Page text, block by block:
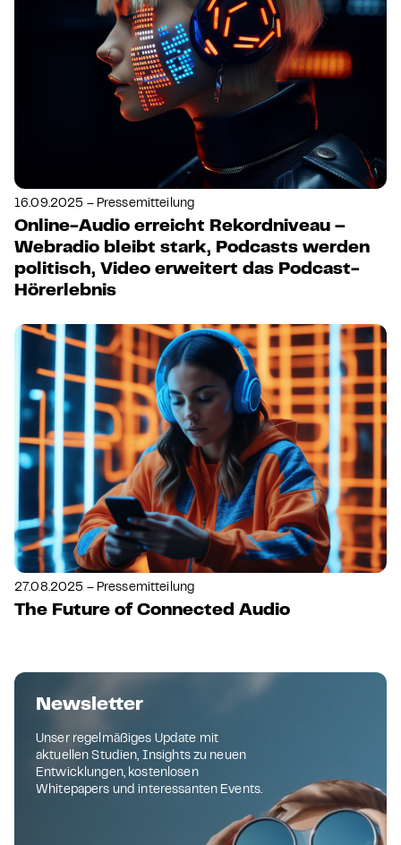
16.09.2025 – Pressemitteilung
Online-Audio erreicht Rekordniveau –
Webradio bleibt stark, Podcasts werden
politisch, Video erweitert das Podcast-
Hörerlebnis
27.08.2025 – Pressemitteilung
The Future of Connected Audio
Newsletter
Unser regelmäßiges Update mit
aktuellen Studien, Insights zu neuen
Entwicklungen, kostenlosen
Whitepapers und interessanten Events.